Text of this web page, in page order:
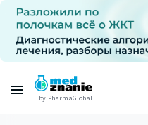
by PharmaGlobal